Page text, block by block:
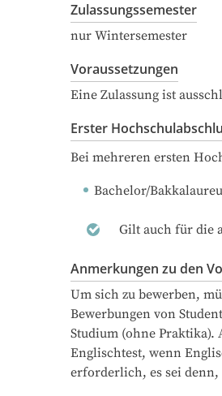
Zulassungssemester
nur Wintersemester
Voraussetzungen
Eine Zulassung ist
Erster
Bei mehreren ersten
Bachelor/
Gilt auch für die
Anmerkungen zu den
Um sich zu bewerben,
Bewerbungen von
Studium (ohne Praktika).
Englischtest, wenn
erforderlich, es sei denn,